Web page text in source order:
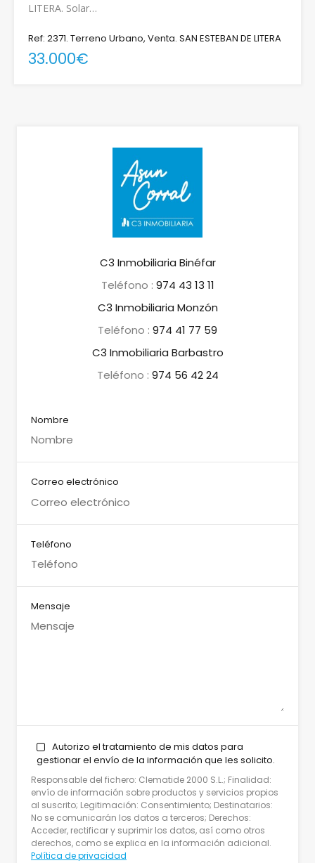
LITERA. Solar…
Ref: 2371. Terreno Urbano, Venta. SAN ESTEBAN DE LITERA
33.000€
C3 Inmobiliaria Binéfar
Teléfono : 974 43 13 11
C3 Inmobiliaria Monzón
Teléfono : 974 41 77 59
C3 Inmobiliaria Barbastro
Teléfono : 974 56 42 24
Nombre
Correo electrónico
Teléfono
Mensaje
Autorizo el tratamiento de mis datos para
gestionar el envío de la información que les solicito.
Responsable del fichero: Clematide 2000 S.L.; Finalidad:
envío de información sobre productos y servicios propios
al suscrito; Legitimación: Consentimiento; Destinatarios:
No se comunicarán los datos a terceros; Derechos:
Acceder, rectificar y suprimir los datos, así como otros
derechos, como se explica en la información adicional.
Política de privacidad